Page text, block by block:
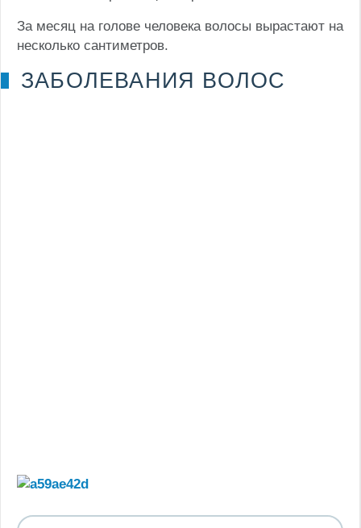
За месяц на голове человека волосы вырастают на
несколько сантиметров.
ЗАБОЛЕВАНИЯ ВОЛОС